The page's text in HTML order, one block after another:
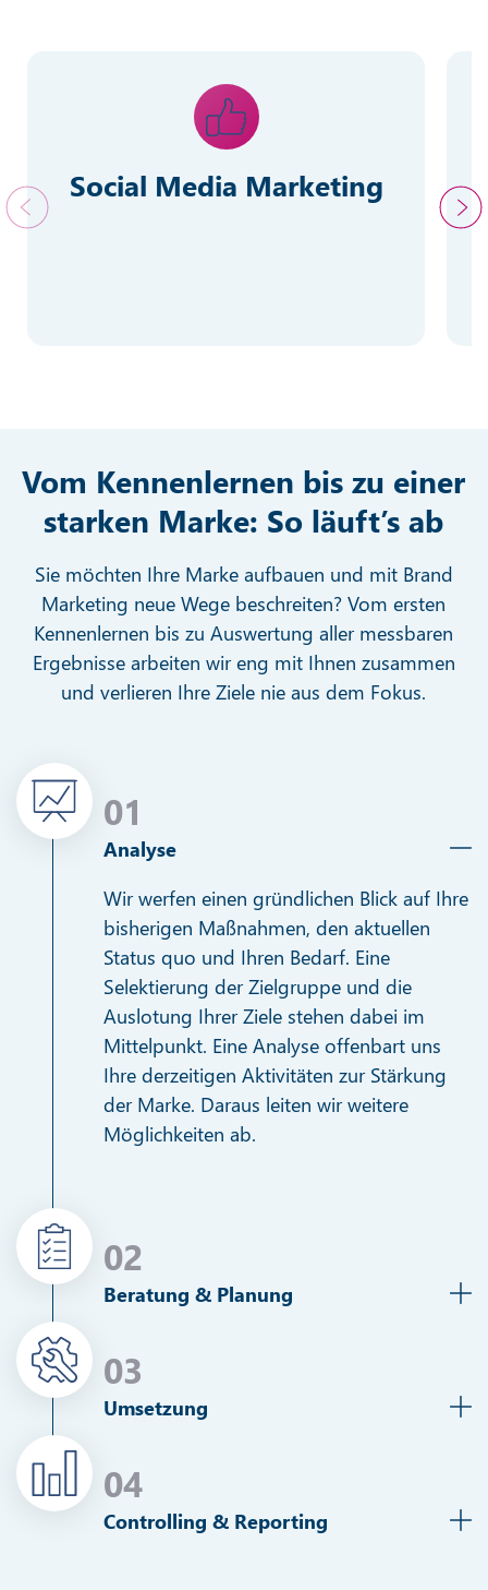
Social Media Marketing
Vom Kennenlernen bis zu einer
starken Marke: So läuft’s ab
Sie möchten Ihre Marke aufbauen und mit Brand
Marketing neue Wege beschreiten? Vom ersten
Kennenlernen bis zu Auswertung aller messbaren
Ergebnisse arbeiten wir eng mit Ihnen zusammen
und verlieren Ihre Ziele nie aus dem Fokus.
01
Analyse
Wir werfen einen gründlichen Blick auf Ihre
bisherigen Maßnahmen, den aktuellen
Status quo und Ihren Bedarf. Eine
Selektierung der Zielgruppe und die
Auslotung Ihrer Ziele stehen dabei im
Mittelpunkt. Eine Analyse offenbart uns
Ihre derzeitigen Aktivitäten zur Stärkung
der Marke. Daraus leiten wir weitere
Möglichkeiten ab.
02
Beratung & Planung
03
Umsetzung
04
Controlling & Reporting